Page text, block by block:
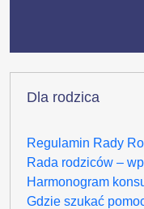
Dla rodzica
Regulamin Rady
Rada rodziców –
Harmonogram
Gdzie szukać